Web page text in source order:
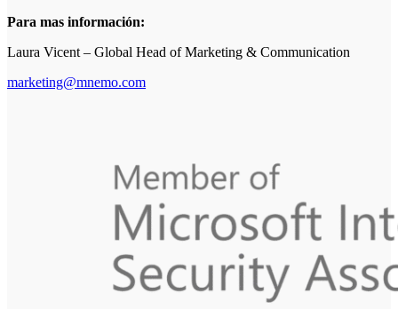
Para mas información:
Laura Vicent – Global Head of Marketing & Communication
marketing@mnemo.com